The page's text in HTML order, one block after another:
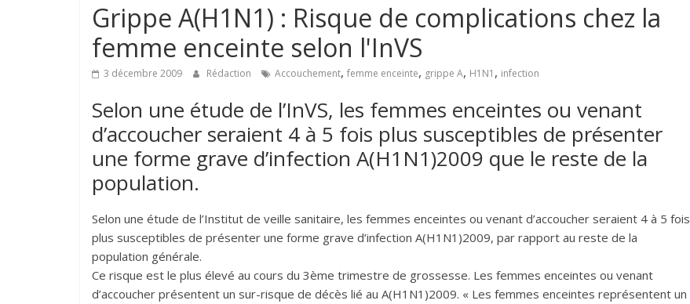
Grippe A(H1N1) : Risque de complications chez la
femme enceinte selon l'InVS
3 décembre 2009 Rédaction Accouchement, femme enceinte, grippe A, H1N1 , infection
Selon une étude de l’InVS, les femmes enceintes ou venant
d’accoucher seraient 4 à 5 fois plus susceptibles de présenter
une forme grave d’infection A(H1N1)2009 que le reste de la
population.
Selon une étude de l’Institut de veille sanitaire, les femmes enceintes ou venant d’accoucher seraient 4 à 5 fois
plus susceptibles de présenter une forme grave d’infection A(H1N1)2009, par rapport au reste de la
population générale.
Ce risque est le plus élevé au cours du 3ème trimestre de grossesse. Les femmes enceintes ou venant
d’accoucher présentent un sur-risque de décès lié au A(H1N1)2009. « Les femmes enceintes représentent un